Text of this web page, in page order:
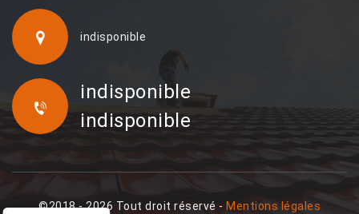
indisponible
indisponible
indisponible
©2018 - 2026 Tout droit réservé - Mentions légales